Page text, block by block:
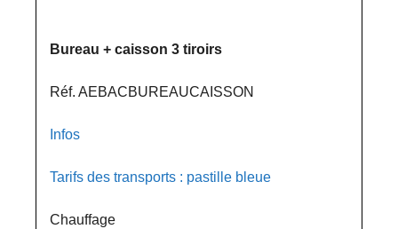
Bureau + caisson 3 tiroirs
Réf. AEBACBUREAUCAISSON
Infos
Tarifs des transports : pastille bleue
Chauffage